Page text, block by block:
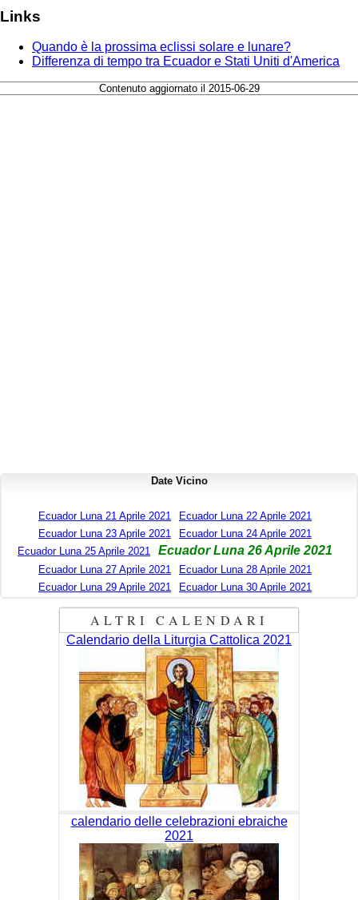
Links
Quando è la prossima eclissi solare e lunare?
Differenza di tempo tra Ecuador e Stati Uniti d'America
Contenuto aggiornato il 2015-06-29
Date Vicino
Ecuador Luna 21 Aprile 2021
Ecuador Luna 22 Aprile 2021
Ecuador Luna 23 Aprile 2021
Ecuador Luna 24 Aprile 2021
Ecuador Luna 25 Aprile 2021
Ecuador Luna 26 Aprile 2021
Ecuador Luna 27 Aprile 2021
Ecuador Luna 28 Aprile 2021
Ecuador Luna 29 Aprile 2021
Ecuador Luna 30 Aprile 2021
ALTRI CALENDARI
Calendario della Liturgia Cattolica 2021
calendario delle celebrazioni ebraiche
2021